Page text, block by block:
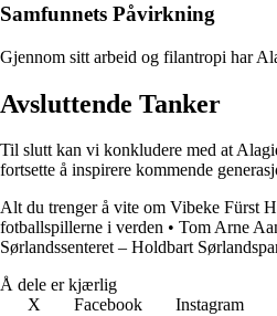
Samfunnets Påvirkning
Gjennom sitt arbeid og filantropi har
Avsluttende Tanker
Til slutt kan vi konkludere med at
fortsette å inspirere kommende
Alt du trenger å vite om Vibeke Fürst
fotballspillerne i verden • Tom Arne
Sørlandssenteret – Holdbart
Å dele er kjærlig
X
Facebook Instagram